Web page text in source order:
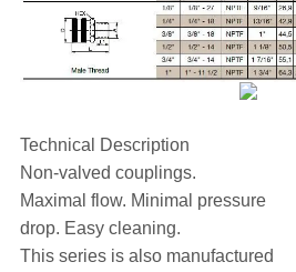
Technical Description
Non-valved couplings.
Maximal flow. Minimal pressure
drop. Easy cleaning.
This series is also manufactured